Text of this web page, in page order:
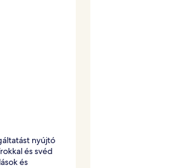
nyújtó
és svéd
és